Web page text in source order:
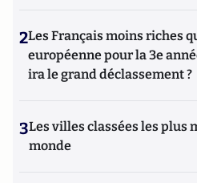
2Les Français moins riches
européenne pour la 3e
ira le grand déclassement ?
3Les villes classées les plus
monde